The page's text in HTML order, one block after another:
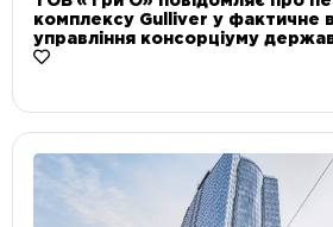
комплексу Gulliver у фактичне
управління консорціуму